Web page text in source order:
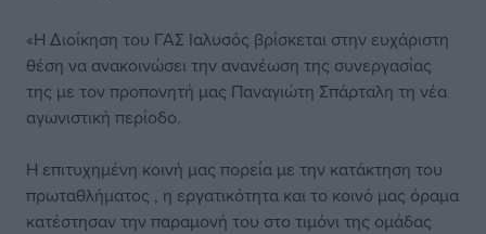
«Η Διοίκηση του ΓΑΣ Ιαλυσός βρίσκεται στην ευχάριστη
θέση να ανακοινώσει την ανανέωση της συνεργασίας
της με τον προπονητή μας Παναγιώτη Σπάρταλη τη νέα
αγωνιστική περίοδο.
Η επιτυχημένη κοινή μας πορεία με την κατάκτηση του
πρωταθλήματος , η εργατικότητα και το κοινό μας όραμα
κατέστησαν την παραμονή του στο τιμόνι της ομάδας